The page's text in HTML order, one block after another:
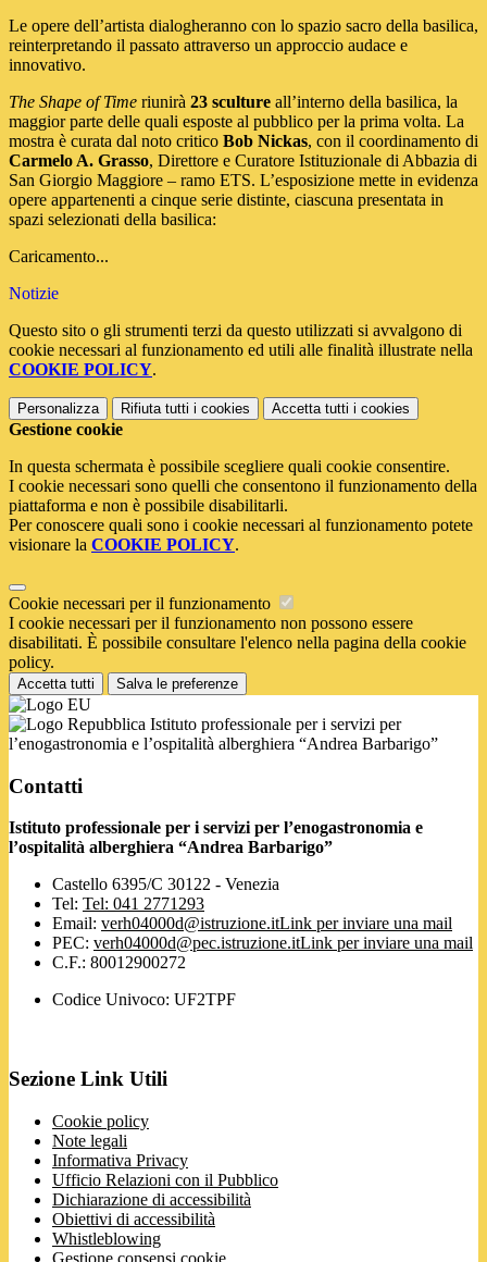
Le opere dell’artista dialogheranno con lo spazio sacro della basilica,
reinterpretando il passato attraverso un approccio audace e
innovativo.
The Shape of Time riunirà 23 sculture all’interno della basilica, la
maggior parte delle quali esposte al pubblico per la prima volta. La
mostra è curata dal noto critico Bob Nickas, con il coordinamento di
Carmelo A. Grasso, Direttore e Curatore Istituzionale di Abbazia di
San Giorgio Maggiore – ramo ETS. L’esposizione mette in evidenza
opere appartenenti a cinque serie distinte, ciascuna presentata in
spazi selezionati della basilica:
Caricamento...
Notizie
Questo sito o gli strumenti terzi da questo utilizzati si avvalgono di
cookie necessari al funzionamento ed utili alle finalità illustrate nella
COOKIE POLICY.
Personalizza Rifiuta tutti i cookies Accetta tutti i cookies
Gestione cookie
In questa schermata è possibile scegliere quali cookie consentire.
I cookie necessari sono quelli che consentono il funzionamento della
piattaforma e non è possibile disabilitarli.
Per conoscere quali sono i cookie necessari al funzionamento potete
visionare la COOKIE POLICY.
Cookie necessari per il funzionamento
I cookie necessari per il funzionamento non possono essere
disabilitati. È possibile consultare l'elenco nella pagina della cookie
policy.
Accetta tutti Salva le preferenze
Istituto professionale per i servizi per
l’enogastronomia e l’ospitalità alberghiera “Andrea Barbarigo”
Contatti
Istituto professionale per i servizi per l’enogastronomia e
l’ospitalità alberghiera “Andrea Barbarigo”
Castello 6395/C 30122 - Venezia
Tel: Tel: 041 2771293
Email: verh04000d@istruzione.itLink per inviare una mail
PEC: verh04000d@pec.istruzione.itLink per inviare una mail
C.F.: 80012900272
Codice Univoco: UF2TPF
Sezione Link Utili
Cookie policy
Note legali
Informativa Privacy
Ufficio Relazioni con il Pubblico
Dichiarazione di accessibilità
Obiettivi di accessibilità
Whistleblowing
Gestione consensi cookie